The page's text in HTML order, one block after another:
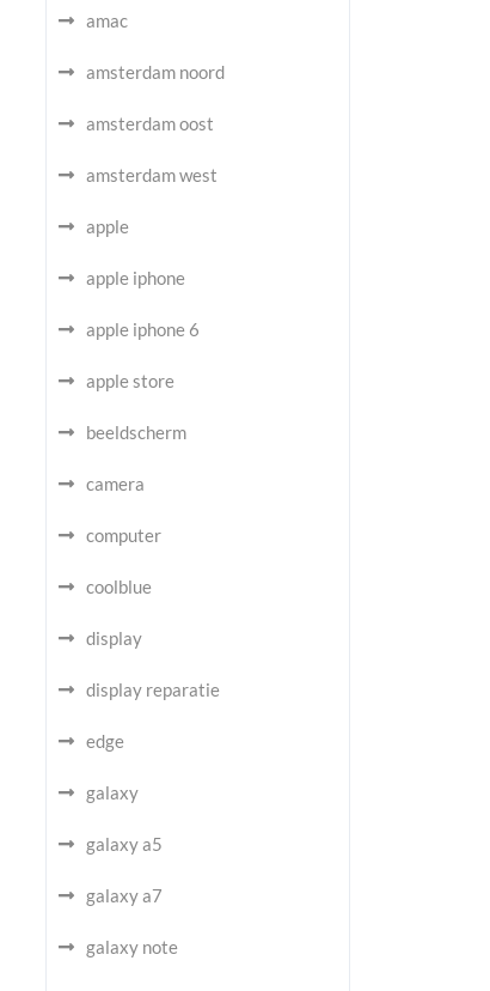
amac
amsterdam noord
amsterdam oost
amsterdam west
apple
apple iphone
apple iphone 6
apple store
beeldscherm
camera
computer
coolblue
display
display reparatie
edge
galaxy
galaxy a5
galaxy a7
galaxy note